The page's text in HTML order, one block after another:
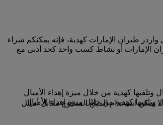
طيران الإمارات كهدية، فإنه يمكنكم شراء
الإمارات أو نشاط كسب واحد كحد أدنى مع
يمكن استخدام المبلغ المدفوع مقابل أميال